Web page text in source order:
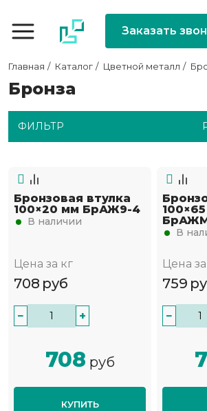
Заказать
Главная Каталог Цветной металл
Бронза
ФИЛЬТР
Бронзовая втулка
100×20 мм БрАЖ9-4
В наличии
Цена за кг
708 руб
− +
708 руб
КУПИТЬ
В
Цена
759
−